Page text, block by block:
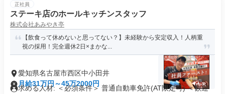
正社員
ステーキ店のホールキッチンスタッフ
株式会社あみやき亭
【飲食って休めないと思ってない？】未経験から安定収入！人柄重
視の採用！完全週休2日×まかな...
愛知県名古屋市西区中小田井
月給31万円～45万2000円
求める人材: ＜必須条件＞ 普通自動車免許(AT限定可) ＜歓迎